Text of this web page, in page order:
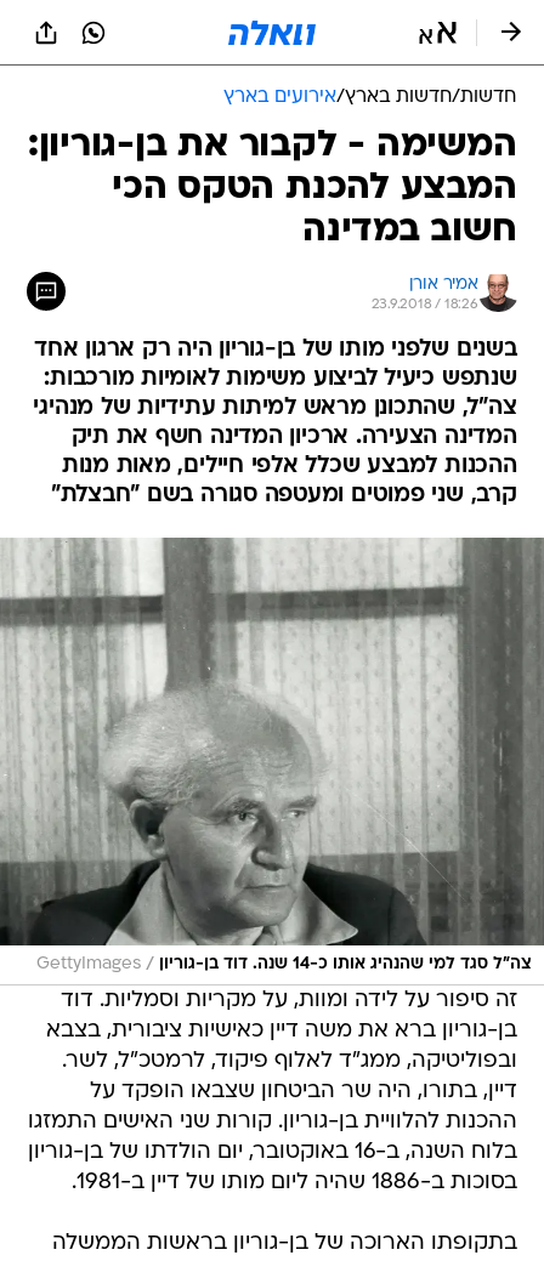
חדשות/חדשות בארץ/אירועים בארץ
המשימה - לקבור את בן-גוריון:
המבצע להכנת הטקס הכי
חשוב במדינה
אמיר אורן
23.9.2018 / 18:26
בשנים שלפני מותו של בן-גוריון היה רק ארגון אחד
שנתפש כיעיל לביצוע משימות לאומיות מורכבות:
צה"ל, שהתכונן מראש למיתות עתידיות של מנהיגי
המדינה הצעירה. ארכיון המדינה חשף את תיק
ההכנות למבצע שכלל אלפי חיילים, מאות מנות
קרב, שני פמוטים ומעטפה סגורה בשם "חבצלת"
צה"ל סגד למי שהנהיג אותו כ-14 שנה. דוד בן-גוריון /
GettyImages
זה סיפור על לידה ומוות, על מקריות וסמליות. דוד
בן-גוריון ברא את משה דיין כאישיות ציבורית, בצבא
ובפוליטיקה, ממג"ד לאלוף פיקוד, לרמטכ"ל, לשר.
דיין, בתורו, היה שר הביטחון שצבאו הופקד על
ההכנות להלוויית בן-גוריון. קורות שני האישים התמזגו
בלוח השנה, ב-16 באוקטובר, יום הולדתו של בן-גוריון
בסוכות ב-1886 שהיה ליום מותו של דיין ב-1981.
בתקופתו הארוכה של בן-גוריון בראשות הממשלה